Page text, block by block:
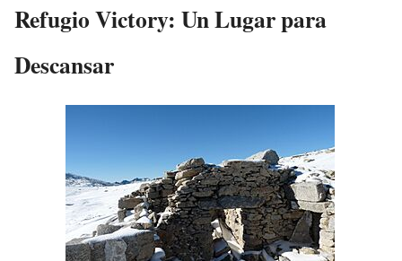
Refugio Victory: Un Lugar para
Descansar